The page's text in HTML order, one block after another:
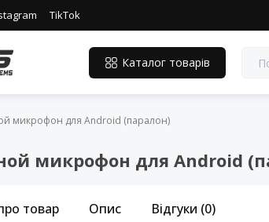
TikTok
Каталог товарів
микрофон для Android (паралон)
микрофон для Android
товар Опис Відгуки (0)